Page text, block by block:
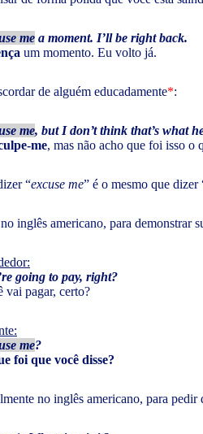
me a moment. I’ll be right back.
um momento. Eu volto já.
de alguém educadamente*:
me, but I don’t think that’s what
me, mas não acho que foi isso o
“excuse me” é o mesmo que dizer
inglês americano, para demonstrar
going to pay, right?
vai pagar, certo?
me?
foi que você disse?
no inglês americano, para